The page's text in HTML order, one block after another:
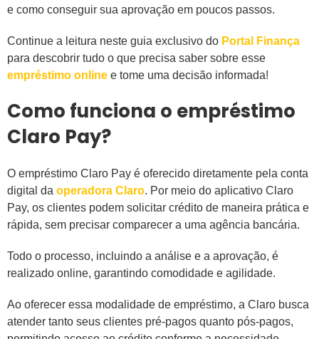
e como conseguir sua aprovação em poucos passos.
Continue a leitura neste guia exclusivo do Portal Finança
para descobrir tudo o que precisa saber sobre esse
empréstimo online e tome uma decisão informada!
Como funciona o empréstimo
Claro Pay?
O empréstimo Claro Pay é oferecido diretamente pela conta
digital da operadora Claro. Por meio do aplicativo Claro
Pay, os clientes podem solicitar crédito de maneira prática e
rápida, sem precisar comparecer a uma agência bancária.
Todo o processo, incluindo a análise e a aprovação, é
realizado online, garantindo comodidade e agilidade.
Ao oferecer essa modalidade de empréstimo, a Claro busca
atender tanto seus clientes pré-pagos quanto pós-pagos,